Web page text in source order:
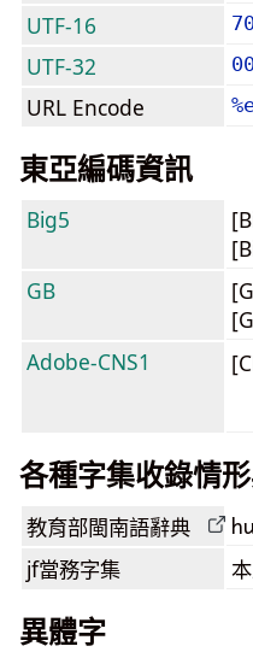
UTF-16
UTF-32
URL Encode
東亞編碼資訊
Big5
GB
Adobe-CNS1
各種字集收錄情
教育部閩南語辭典 hu
jf當務字集
異體字